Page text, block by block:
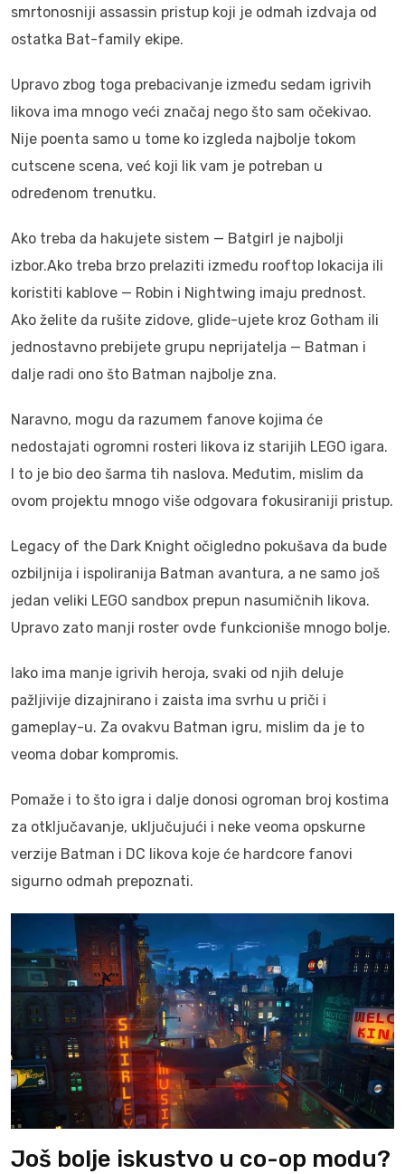
smrtonosniji assassin pristup koji je odmah izdvaja od
ostatka Bat-family ekipe.
Upravo zbog toga prebacivanje između sedam igrivih
likova ima mnogo veći značaj nego što sam očekivao.
Nije poenta samo u tome ko izgleda najbolje tokom
cutscene scena, već koji lik vam je potreban u
određenom trenutku.
Ako treba da hakujete sistem — Batgirl je najbolji
izbor.Ako treba brzo prelaziti između rooftop lokacija ili
koristiti kablove — Robin i Nightwing imaju prednost.
Ako želite da rušite zidove, glide-ujete kroz Gotham ili
jednostavno prebijete grupu neprijatelja — Batman i
dalje radi ono što Batman najbolje zna.
Naravno, mogu da razumem fanove kojima će
nedostajati ogromni rosteri likova iz starijih LEGO igara.
I to je bio deo šarma tih naslova. Međutim, mislim da
ovom projektu mnogo više odgovara fokusiraniji pristup.
Legacy of the Dark Knight očigledno pokušava da bude
ozbiljnija i ispoliranija Batman avantura, a ne samo još
jedan veliki LEGO sandbox prepun nasumičnih likova.
Upravo zato manji roster ovde funkcioniše mnogo bolje.
Iako ima manje igrivih heroja, svaki od njih deluje
pažljivije dizajnirano i zaista ima svrhu u priči i
gameplay-u. Za ovakvu Batman igru, mislim da je to
veoma dobar kompromis.
Pomaže i to što igra i dalje donosi ogroman broj kostima
za otključavanje, uključujući i neke veoma opskurne
verzije Batman i DC likova koje će hardcore fanovi
sigurno odmah prepoznati.
Još bolje iskustvo u co-op modu?